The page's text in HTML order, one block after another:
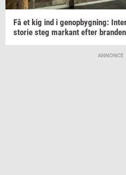
Få et kig ind i genop­byg­ning:
sto­rie steg mar­kant efter bran­den
ANNONCE